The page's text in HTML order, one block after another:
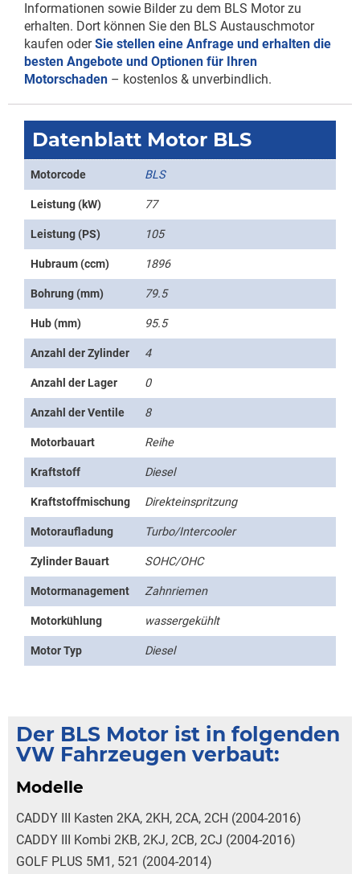
Informationen sowie Bilder zu dem BLS Motor zu
erhalten. Dort können Sie den BLS Austauschmotor
kaufen oderSie stellen eine Anfrage und erhalten die
besten Angebote und Optionen für Ihren
Motorschaden – kostenlos & unverbindlich.
Datenblatt Motor BLS
Motorcode BLS
Leistung (kW) 77
Leistung (PS) 105
Hubraum (ccm) 1896
Bohrung (mm) 79.5
Hub (mm) 95.5
Anzahl der Zylinder 4
Anzahl der Lager 0
Anzahl der Ventile 8
Motorbauart Reihe
Kraftstoff Diesel
Kraftstoffmischung Direkteinspritzung
Motoraufladung Turbo/Intercooler
Zylinder Bauart SOHC/OHC
Motormanagement Zahnriemen
Motorkühlung wassergekühlt
Motor Typ Diesel
Der BLS Motor ist in folgenden
VW Fahrzeugen verbaut:
Modelle
CADDY III Kasten 2KA, 2KH, 2CA, 2CH (2004-2016)
CADDY III Kombi 2KB, 2KJ, 2CB, 2CJ (2004-2016)
GOLF PLUS 5M1, 521 (2004-2014)